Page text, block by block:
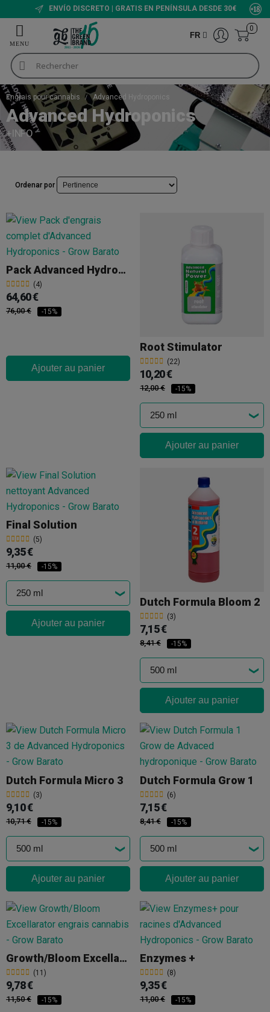
ENVÍO DISCRETO | GRATIS EN PENÍNSULA DESDE 30€
FR
0
Engrais pour cannabis Advanced Hydroponics
Advanced Hydroponics
+INFO
Ordenar por
Pack Advanced Hydroponics
(4)
64,60 €
76,00 € -15%
Ajouter au panier
Root Stimulator
(22)
10,20 €
12,00 € -15%
Ajouter au panier
Final Solution
(5)
9,35 €
11,00 € -15%
Ajouter au panier
Dutch Formula Bloom 2
(3)
7,15 €
8,41 € -15%
Ajouter au panier
Dutch Formula Micro 3
(3)
9,10 €
10,71 € -15%
Ajouter au panier
Dutch Formula Grow 1
(6)
7,15 €
8,41 € -15%
Ajouter au panier
Growth/Bloom Excellarator
(11)
9,78 €
11,50 € -15%
Enzymes +
(8)
9,35 €
11,00 € -15%